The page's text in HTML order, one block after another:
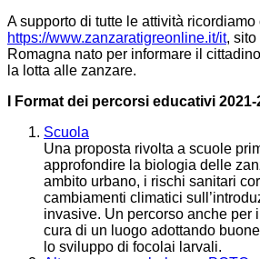
A supporto di tutte le attività
https://www.zanzaratigreonline.it/it,
Romagna nato per informare il
la lotta alle zanzare.
I Format dei percorsi educativi 2021-
Scuola
Una proposta rivolta a scuole
approfondire la biologia delle
ambito urbano, i rischi sanitari
cambiamenti climatici
invasive. Un percorso anche per
cura di un luogo adottando
lo sviluppo di focolai larvali.